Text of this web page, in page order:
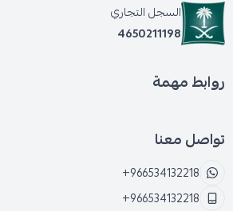
السجل التجاري
4650211198
روابط مهمة
تواصل معنا
+966534132218
+966534132218